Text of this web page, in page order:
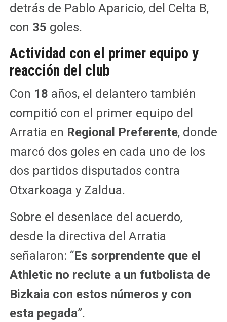
detrás de Pablo Aparicio, del Celta B,
con 35 goles.
Actividad con el primer equipo y
reacción del club
Con 18 años, el delantero también
compitió con el primer equipo del
Arratia en Regional Preferente, donde
marcó dos goles en cada uno de los
dos partidos disputados contra
Otxarkoaga y Zaldua.
Sobre el desenlace del acuerdo,
desde la directiva del Arratia
señalaron: “Es sorprendente que el
Athletic no reclute a un futbolista de
Bizkaia con estos números y con
esta pegada”.